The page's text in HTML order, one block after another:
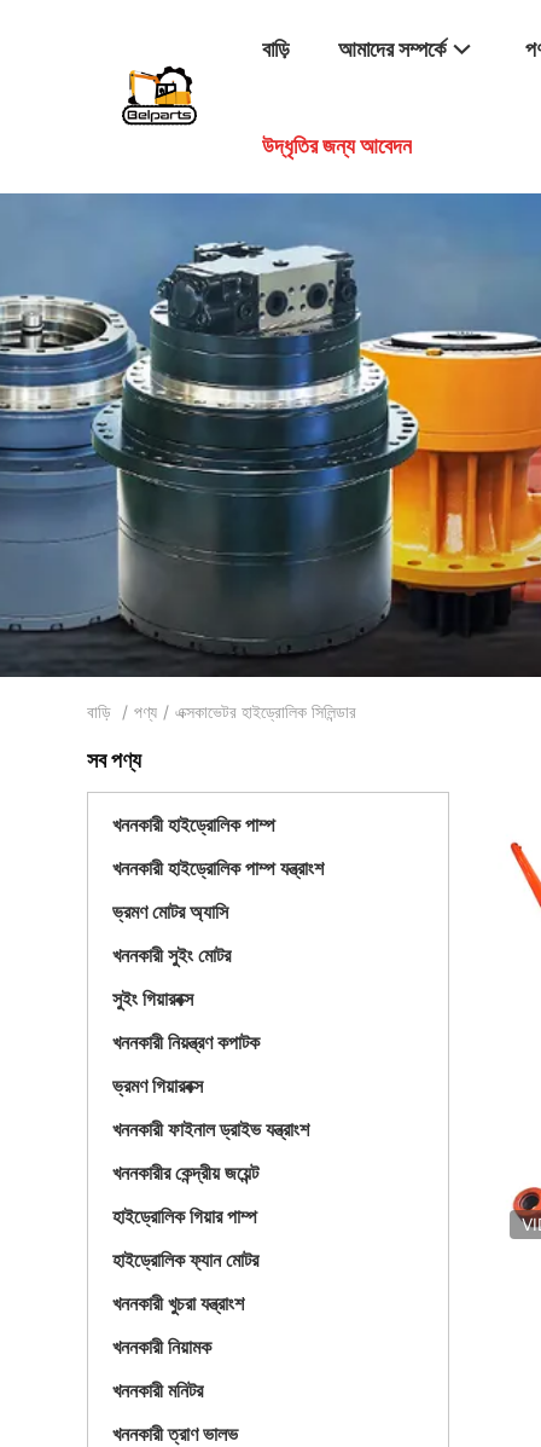
বাড়ি আমাদের সম্পর্কে
উদ্ধৃতির জন্য আবেদন
বাড়ি / পণ্য / এক্সকাভেটর হাইড্রোলিক সিলিন্ডার
সব পণ্য
খননকারী হাইড্রোলিক পাম্প
খননকারী হাইড্রোলিক পাম্প যন্ত্রাংশ
ভ্রমণ মোটর অ্যাসি
খননকারী সুইং মোটর
সুইং গিয়ারবক্স
খননকারী নিয়ন্ত্রণ কপাটক
ভ্রমণ গিয়ারবক্স
খননকারী ফাইনাল ড্রাইভ যন্ত্রাংশ
খননকারীর কেন্দ্রীয় জয়েন্ট
হাইড্রোলিক গিয়ার পাম্প
হাইড্রোলিক ফ্যান মোটর
খননকারী খুচরা যন্ত্রাংশ
খননকারী নিয়ামক
খননকারী মনিটর
খননকারী ত্রাণ ভালভ